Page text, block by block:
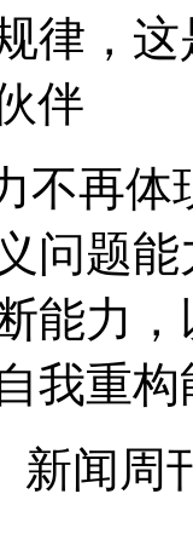
律，
伴
不再体
问题
能力
我重构
闻周